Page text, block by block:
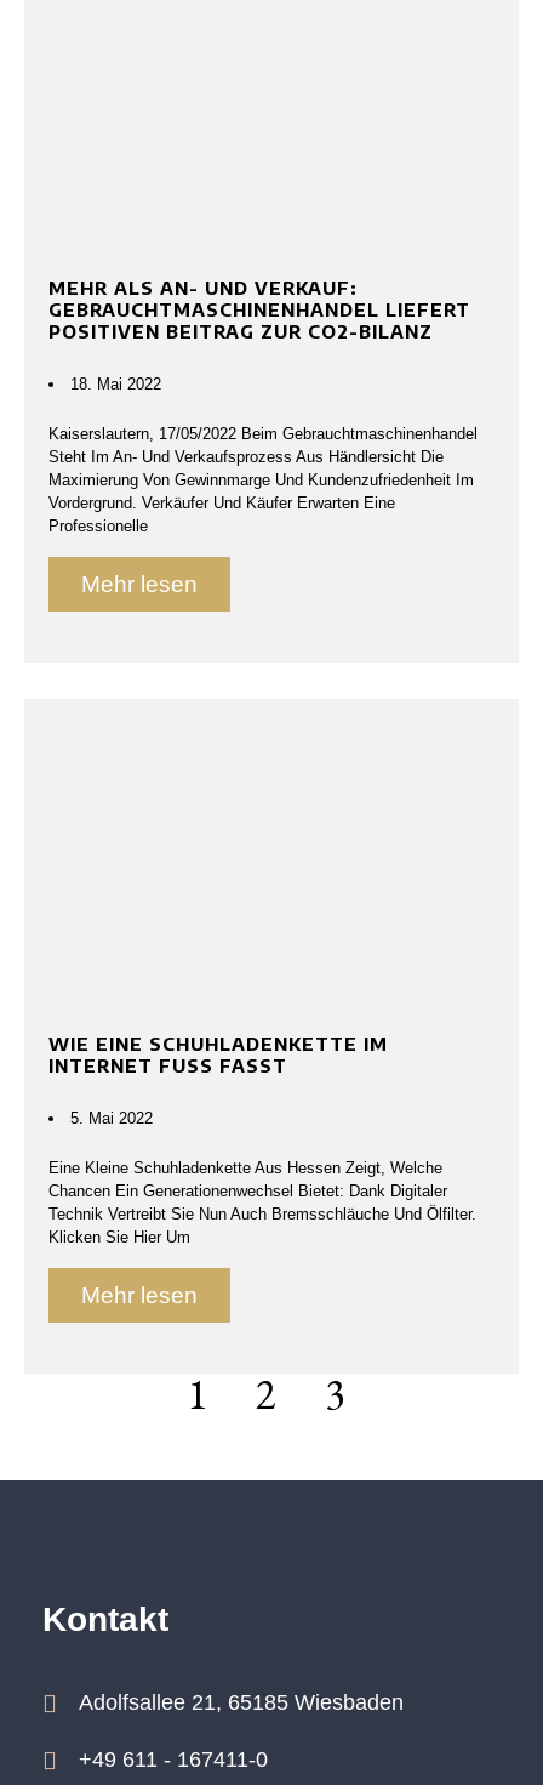
MEHR ALS AN- UND VERKAUF:
GEBRAUCHTMASCHINENHANDEL LIEFERT
POSITIVEN BEITRAG ZUR CO2-BILANZ
18. Mai 2022
Kaiserslautern, 17/05/2022 Beim Gebrauchtmaschinenhandel
Steht Im An- Und Verkaufsprozess Aus Händlersicht Die
Maximierung Von Gewinnmarge Und Kundenzufriedenheit Im
Vordergrund. Verkäufer Und Käufer Erwarten Eine
Professionelle
Mehr lesen
WIE EINE SCHUHLADENKETTE IM
INTERNET FUSS FASST
5. Mai 2022
Eine Kleine Schuhladenkette Aus Hessen Zeigt, Welche
Chancen Ein Generationenwechsel Bietet: Dank Digitaler
Technik Vertreibt Sie Nun Auch Bremsschläuche Und Ölfilter.
Klicken Sie Hier Um
Mehr lesen
1 2 3
Kontakt
Adolfsallee 21, 65185 Wiesbaden
+49 611 - 167411-0